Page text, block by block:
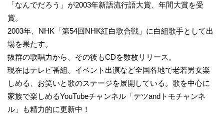
「なんでだろう」が2003年新語流行語大賞、年間大賞を受
賞。
2003年、NHK「第54回NHK紅白歌合戦」に白組歌手として出
場を果たす。
抜群の歌唱力から、その後もCDを数枚リリース。
現在はテレビ番組、イベント出演など全国各地で老若男女楽
しめる、お笑いと歌のステージを展開している。歌を中心に
家族で楽しめるYouTubeチャンネル「テツandトモチャンネ
ル」も精力的に更新中！